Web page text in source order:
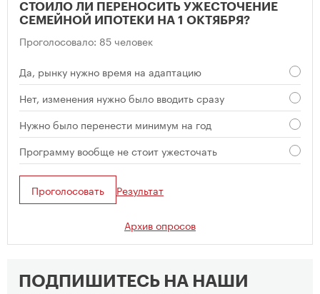
СТОИЛО ЛИ ПЕРЕНОСИТЬ УЖЕСТОЧЕНИЕ
СЕМЕЙНОЙ ИПОТЕКИ НА 1 ОКТЯБРЯ?
Проголосовало: 85 человек
Да, рынку нужно время на адаптацию
Нет, изменения нужно было вводить сразу
Нужно было перенести минимум на год
Программу вообще не стоит ужесточать
Проголосовать Результат
Архив опросов
ПОДПИШИТЕСЬ НА НАШИ